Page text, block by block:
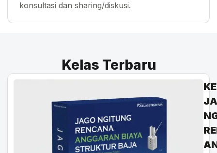
konsultasi dan sharing/diskusi.
Kelas Terbaru